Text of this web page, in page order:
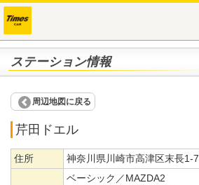
ステーション情報
周辺地図に戻る
芹田ドエル
住所 神奈川県川崎市高津区末長1-7
ベーシック／MAZDA2